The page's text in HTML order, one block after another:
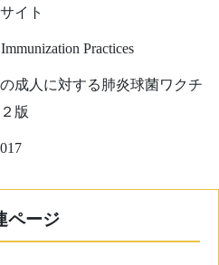
イト
Practices
成人に対する肺炎球菌ワクチ
版
ページ